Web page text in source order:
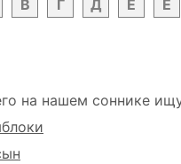
В Г Д Е Ё
на нашем соннике